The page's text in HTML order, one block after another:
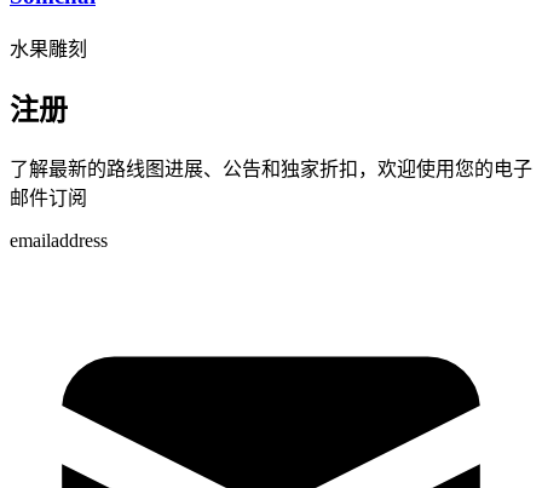
水果雕刻
注册
了解最新的路线图进展、公告和独家折扣，欢迎使用您的电子
邮件订阅
emailaddress